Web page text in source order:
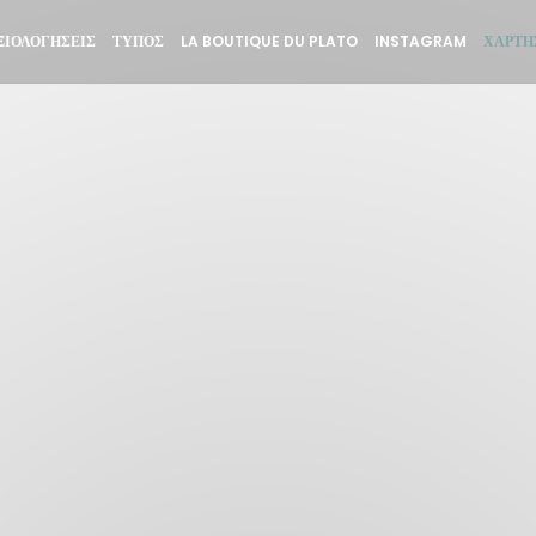
ΤΎΠΟΣ LA BOUTIQUE DU PLATO((ΑΝΟΊΓΕΙ ΣΕ ΝΈΟ
INSTAGRAM